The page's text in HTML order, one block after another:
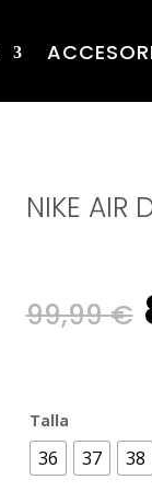
NIKE AIR
99,99€
Talla
36 37 38